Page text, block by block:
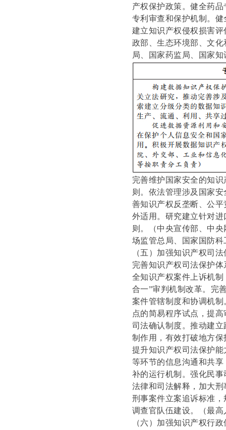
产权保护政策。健全药
专利审查和保护机制。
建立知识产权侵权损害评
政部、生态环境部、文
局、国家药监局、国家
完善维护国家安全的知
则。依法管理涉及国家
善知识产权反垄断、公
外适用。研究建立针对
则。
（中央宣传部、中
场监管总局、国家国防
（五）加强知识产权司
完善知识产权司法保护
全知识产权案件上诉机
合一”审判机制改革。完
案件管辖制度和协调机
点的简易程序试点，提
司法确认制度。推动建
制作用，有效打破地方保
提升知识产权司法保护
等环节的信息沟通和共
补的运行机制。强化民
法律和司法解释，加大
刑事案件立案追诉标准
调查官队伍建设。
（最
（六）加强知识产权行